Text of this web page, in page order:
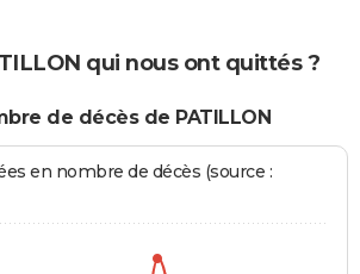
qui nous ont quittés ?
de décès de PATILLON
en nombre de décès (source :